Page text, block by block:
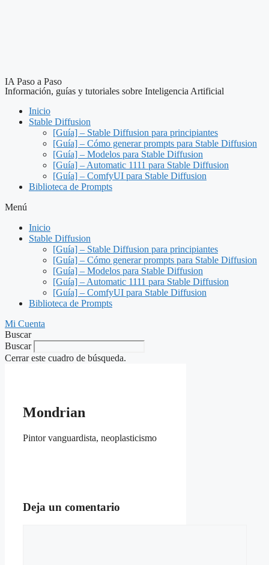
IA Paso a Paso
Información, guías y tutoriales sobre Inteligencia Artificial
Inicio
Stable Diffusion
[Guía] – Stable Diffusion para principiantes
[Guía] – Cómo generar prompts para Stable Diffusion
[Guía] – Modelos para Stable Diffusion
[Guía] – Automatic 1111 para Stable Diffusion
[Guía] – ComfyUI para Stable Diffusion
Biblioteca de Prompts
Menú
Inicio
Stable Diffusion
[Guía] – Stable Diffusion para principiantes
[Guía] – Cómo generar prompts para Stable Diffusion
[Guía] – Modelos para Stable Diffusion
[Guía] – Automatic 1111 para Stable Diffusion
[Guía] – ComfyUI para Stable Diffusion
Biblioteca de Prompts
Mi Cuenta
Buscar
Buscar
Cerrar este cuadro de búsqueda.
Mondrian
Pintor vanguardista, neoplasticismo
Deja un comentario